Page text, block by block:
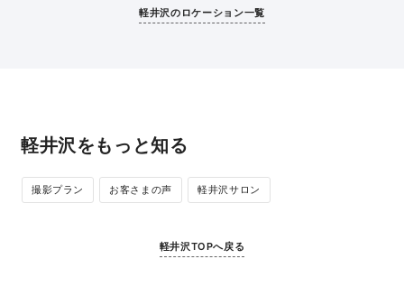
軽井沢のロケーション一覧
軽井沢をもっと知る
撮影プラン お客さまの声 軽井沢サロン
軽井沢TOPへ戻る